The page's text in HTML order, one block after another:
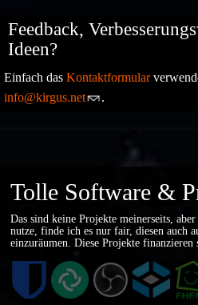
Feedback,
Ideen?
Einfach das Kontaktformular
info@kirgus.net
.
Tolle Software &
Das sind keine Projekte meinerseits,
nutze, finde ich es nur fair, diesen auch
einzuräumen. Diese Projekte finanzieren
BitwardenElement OBS
TrueNAS
Community